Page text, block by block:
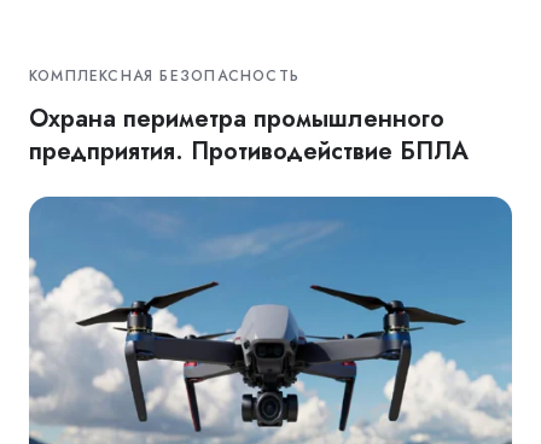
КОМПЛЕКСНАЯ БЕЗОПАСНОСТЬ
Охрана периметра промышленного
предприятия. Противодействие БПЛА